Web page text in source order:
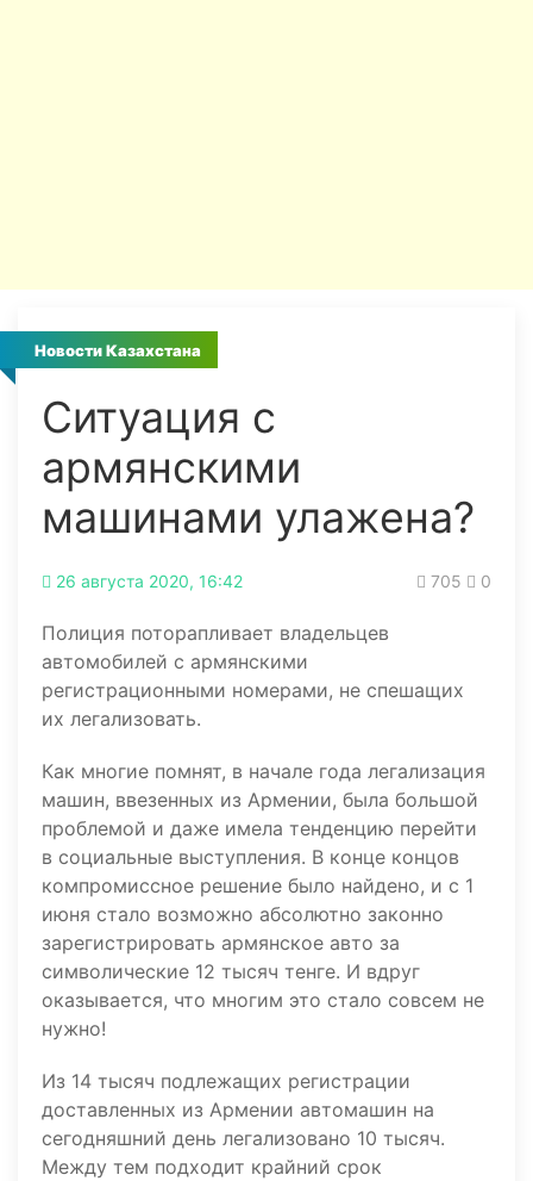
Новости Казахстана
Ситуация с
армянскими
машинами улажена?
26 августа 2020, 16:42 705 0
Полиция поторапливает владельцев
автомобилей с армянскими
регистрационными номерами, не спешащих
их легализовать.
Как многие помнят, в начале года легализация
машин, ввезенных из Армении, была большой
проблемой и даже имела тенденцию перейти
в социальные выступления. В конце концов
компромиссное решение было найдено, и с 1
июня стало возможно абсолютно законно
зарегистрировать армянское авто за
символические 12 тысяч тенге. И вдруг
оказывается, что многим это стало совсем не
нужно!
Из 14 тысяч подлежащих регистрации
доставленных из Армении автомашин на
сегодняшний день легализовано 10 тысяч.
Между тем подходит крайний срок